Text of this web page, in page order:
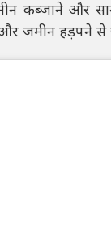
कब्जाने और
जमीन हड़पने से